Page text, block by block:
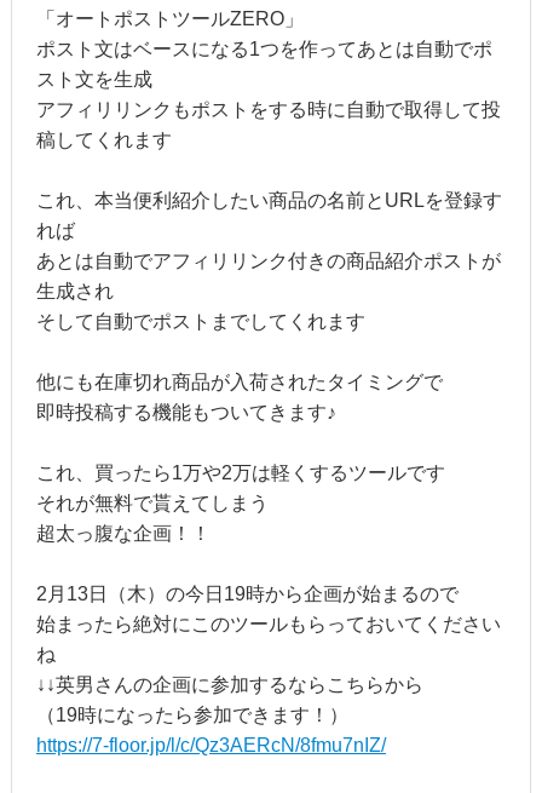
「オートポストツールZERO」
ポスト文はベースになる1つを作ってあとは自動でポ
スト文を生成
アフィリリンクもポストをする時に自動で取得して投
稿してくれます
これ、本当便利紹介したい商品の名前とURLを登録す
れば
あとは自動でアフィリリンク付きの商品紹介ポストが
生成され
そして自動でポストまでしてくれます
他にも在庫切れ商品が入荷されたタイミングで
即時投稿する機能もついてきます♪
これ、買ったら1万や2万は軽くするツールです
それが無料で貰えてしまう
超太っ腹な企画！！
2月13日（木）の今日19時から企画が始まるので
始まったら絶対にこのツールもらっておいてください
ね
↓↓英男さんの企画に参加するならこちらから
（19時になったら参加できます！）
https://7-floor.jp/l/c/Qz3AERcN/8fmu7nIZ/